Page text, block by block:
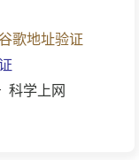
歌地址验证
科学上网